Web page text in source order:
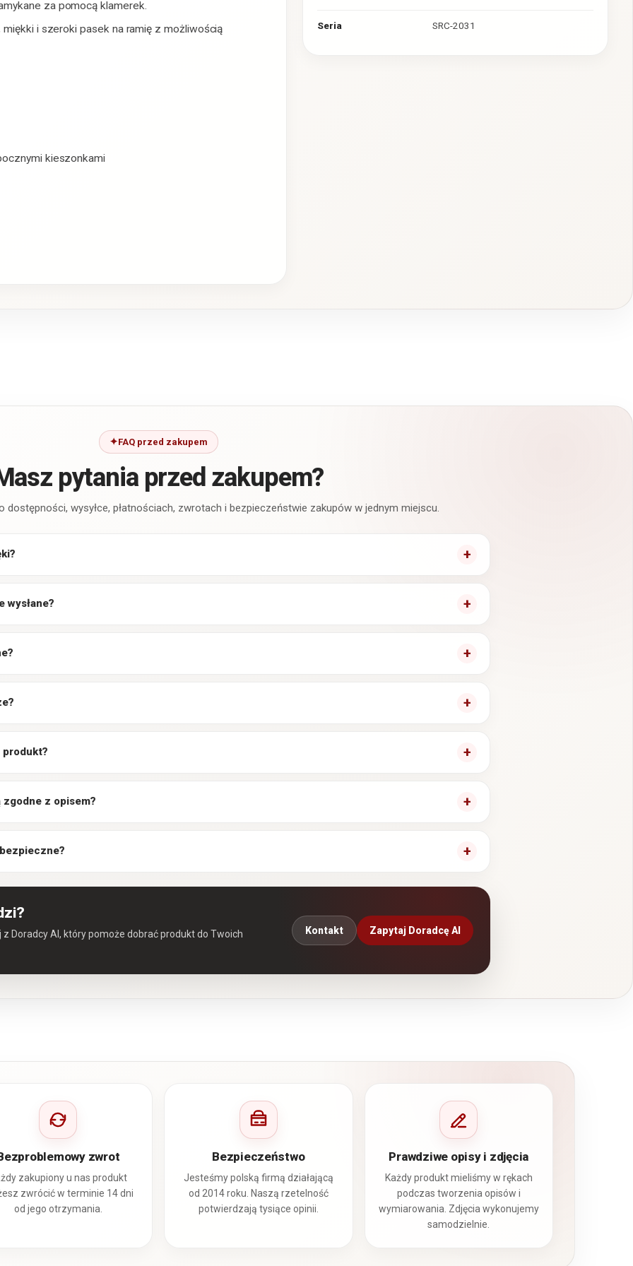
za pomocą klamerek.
i szeroki pasek na ramię z możliwością
kieszonkami
Seria SRC-2031
FAQ przed zakupem
pytania przed zakupem?
dostępności, wysyłce, płatnościach, zwrotach i bezpieczeństwie zakupów w jednym miejscu.
wysłane?
produkt?
z opisem?
Doradcy AI, który pomoże dobrać produkt do Twoich Kontakt Zapytaj Doradcę AI
zwrot
zakupiony u nas produkt
zwrócić w terminie 14 dni
od jego otrzymania.
Bezpieczeństwo
Jesteśmy polską firmą działającą
od 2014 roku. Naszą rzetelność
potwierdzają tysiące opinii.
Prawdziwe opisy i zdjęcia
Każdy produkt mieliśmy w rękach
podczas tworzenia opisów i
wymiarowania. Zdjęcia wykonujemy
samodzielnie.